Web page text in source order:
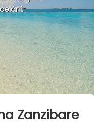
Zanzibare